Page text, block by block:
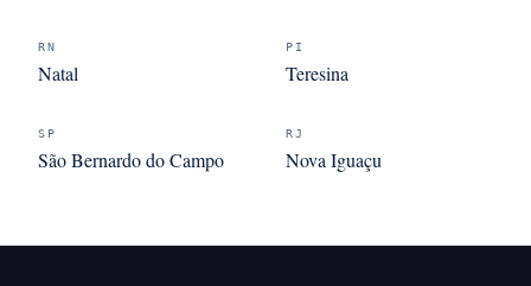
RN
Natal
PI
Teresina
SP
São Bernardo do Campo
RJ
Nova Iguaçu